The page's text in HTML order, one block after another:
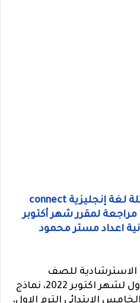
نماذج إمتحانات وبنك اسئلة لغة إنجليزية connect
لمقرر شهر أكتوبر
اعداد مستر محمود
الاسترشادية للصف
الخامس الابتدائي الترم الاول لشهر اكتوبر 2022، نماذج
الابتدائي الترم الاول،